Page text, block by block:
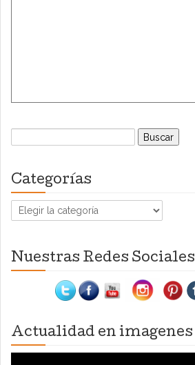
Buscar:
Categorías
Categorías
Nuestras Redes Sociales
Actualidad en imagenes